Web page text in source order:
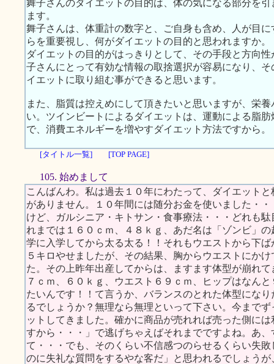
舞子さんのダイエットの目的は、体の気になる部分を
ます。
舞子さんは、体重計の数字と、ご自身も含め、人が目
らを重要視し、何がダイエットの目的と思われますか。
ダイエットの目的がはっきりとして、その手段と方向
子さんにとって有効な情報の取捨選択が容易になり、
イエットに取り組む事ができると思います。
また、脂質は控えめにして頂きたいと思いますが、栄
い。ツインビートによるダイエットは、運動による脂
で、消費エネルギーを増やすダイエット方法ですから。
[タイトル一覧] [TOP PAGE]
105. 始めまして
こんばんわ。私は過去１０年にわたって、ダイエット
がありません。１０年間には随分お金を使いました・
けど、ガルシニア・キトサン・食事療法・・・どれも
れまでは１６０ｃｍ、４８ｋｇ、あだ名は「ゾンビ」
学に入学してから太る太る！！それもウエストから下
５キロやせましたが、その結果、胸からウエストにか
た。その上昨年出産してからは、ますます体型が崩れ
７ｃｍ、６０ｋｇ、ウエスト６９ｃｍ、ヒップはなん
たいんです！！て言うか、バランスのとれた体型にな
るでしょうか？無理なら無理といって下さい。今まで
ットしてきました。確かに商品が売れれば売った側に
すから・・・」で逃げちゃえばそれまでですよね。あ
て・・・でも、そのくらい不信感つのらせるくらい失
のに失礼な質問をするやな客だ」と思われるでしょう